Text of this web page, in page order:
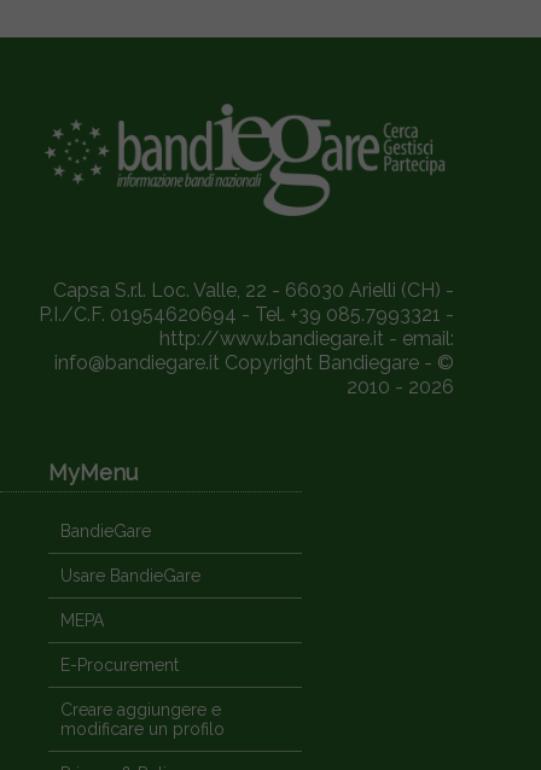
Capsa S.r.l. Loc. Valle, 22 - 66030 Arielli (CH) -
P.I./C.F. 01954620694 - Tel. +39 085.7993321 -
http://www.bandiegare.it - email:
info@bandiegare.it Copyright Bandiegare - ©
2010 - 2026
MyMenu
BandieGare
Usare BandieGare
MEPA
E-Procurement
Creare aggiungere e
modificare un profilo